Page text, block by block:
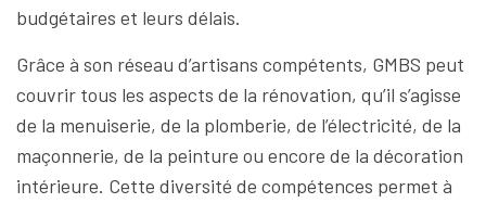
budgétaires et leurs délais.
Grâce à son réseau d’artisans compétents, GMBS peut
couvrir tous les aspects de la rénovation, qu’il s’agisse
de la menuiserie, de la plomberie, de l’électricité, de la
maçonnerie, de la peinture ou encore de la décoration
intérieure. Cette diversité de compétences permet à